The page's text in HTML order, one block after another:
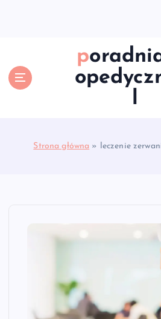
poradniaort
l
Strona główna » leczenie